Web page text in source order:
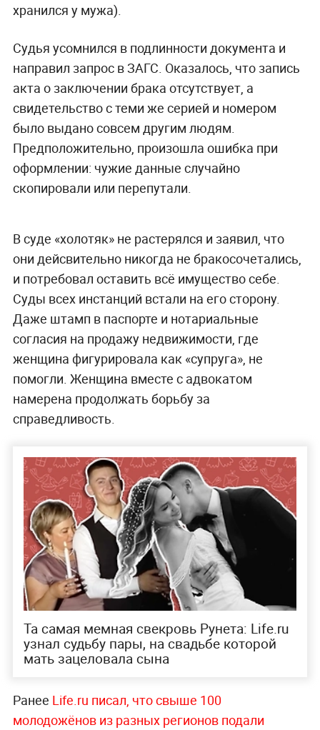
хранился у мужа).
Судья усомнился в подлинности документа и
направил запрос в ЗАГС. Оказалось, что запись
акта о заключении брака отсутствует, а
свидетельство с теми же серией и номером
было выдано совсем другим людям.
Предположительно, произошла ошибка при
оформлении: чужие данные случайно
скопировали или перепутали.
В суде «холотяк» не растерялся и заявил, что
они дейсвительно никогда не бракосочетались,
и потребовал оставить всё имущество себе.
Суды всех инстанций встали на его сторону.
Даже штамп в паспорте и нотариальные
согласия на продажу недвижимости, где
женщина фигурировала как «супруга», не
помогли. Женщина вместе с адвокатом
намерена продолжать борьбу за
справедливость.
Та самая мемная свекровь Рунета: Life.ru
узнал судьбу пары, на свадьбе которой
мать зацеловала сына
Ранее Life.ru писал, что свыше 100
молодожёнов из разных регионов подали